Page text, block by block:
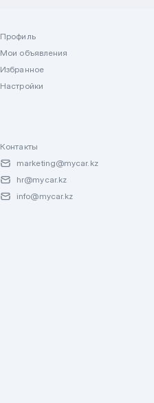
Профиль
Мои объявления
Избранное
Настройки
Контакты
marketing@mycar.kz
hr@mycar.kz
info@mycar.kz